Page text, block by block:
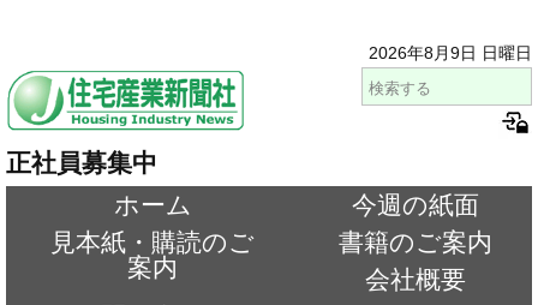
2026年8月9日 日曜日
正社員募集中
ホーム
今週の紙面
見本紙・購読のご
案内
書籍のご案内
会社概要